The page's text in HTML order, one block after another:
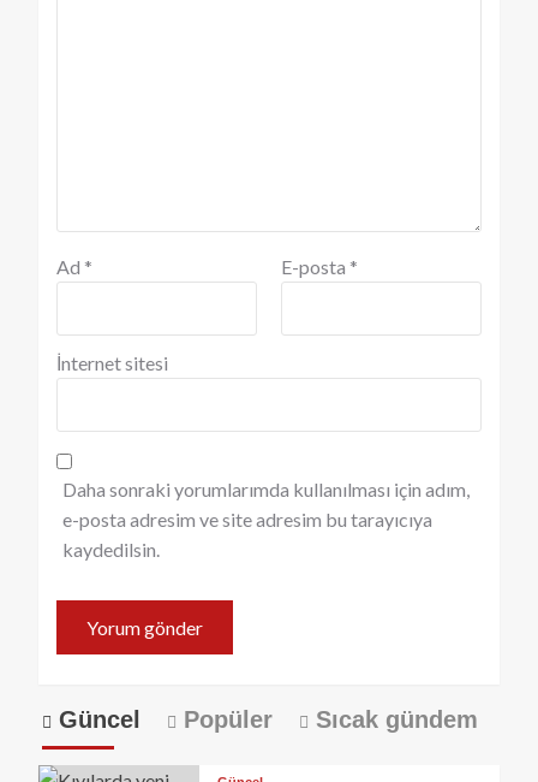
Ad * E-posta *
İnternet sitesi
Daha sonraki yorumlarımda kullanılması için adım,
e-posta adresim ve site adresim bu tarayıcıya
kaydedilsin.
Güncel Popüler Sıcak gündem